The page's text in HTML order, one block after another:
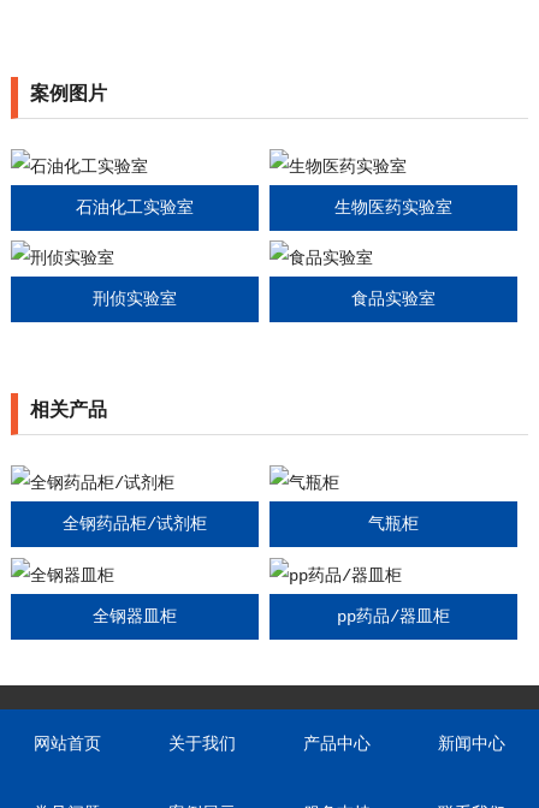
案例图片
石油化工实验室 生物医药实验室
刑侦实验室 食品实验室
相关产品
全钢药品柜/试剂柜 气瓶柜
全钢器皿柜 pp药品/器皿柜
网站首页 关于我们 产品中心 新闻中心